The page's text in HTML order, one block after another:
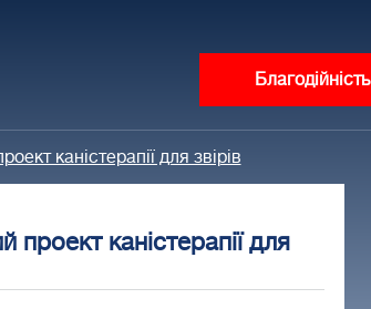
Благодійність
каністерапії для звірів
каністерапії для